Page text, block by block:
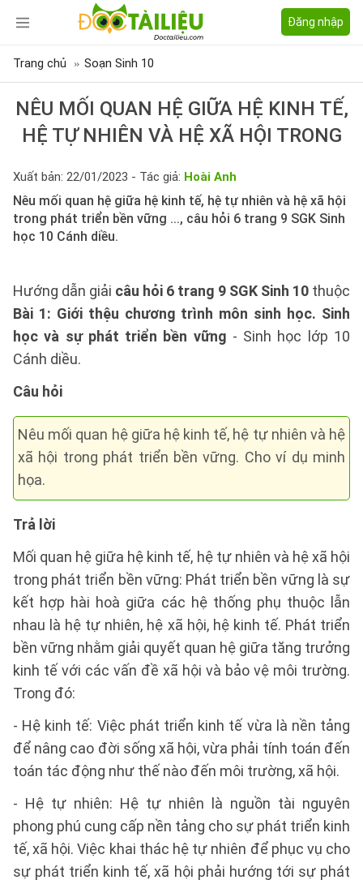
Đăng nhập
Trang chủ Soạn Sinh 10
NÊU MỐI QUAN HỆ GIỮA HỆ KINH TẾ,
HỆ TỰ NHIÊN VÀ HỆ XÃ HỘI TRONG
Xuất bản: 22/01/2023 - Tác giả: Hoài Anh
Nêu mối quan hệ giữa hệ kinh tế, hệ tự nhiên và hệ xã hội
trong phát triển bền vững ..., câu hỏi 6 trang 9 SGK Sinh
học 10 Cánh diều.
Hướng dẫn giải câu hỏi 6 trang 9 SGK Sinh 10 thuộc
Bài 1: Giới thệu chương trình môn sinh học. Sinh
học và sự phát triển bền vững - Sinh học lớp 10
Cánh diều.
Câu hỏi
Nêu mối quan hệ giữa hệ kinh tế, hệ tự nhiên và hệ
xã hội trong phát triển bền vững. Cho ví dụ minh
họa.
Trả lời
Mối quan hệ giữa hệ kinh tế, hệ tự nhiên và hệ xã hội
trong phát triển bền vững: Phát triển bền vững là sự
kết hợp hài hoà giữa các hệ thống phụ thuộc lẫn
nhau là hệ tự nhiên, hệ xã hội, hệ kinh tế. Phát triển
bền vững nhằm giải quyết quan hệ giữa tăng trưởng
kinh tế với các vấn đề xã hội và bảo vệ môi trường.
Trong đó:
- Hệ kinh tế: Việc phát triển kinh tế vừa là nền tảng
để nâng cao đời sống xã hội, vừa phải tính toán đến
toán tác động như thế nào đến môi trường, xã hội.
- Hệ tự nhiên: Hệ tự nhiên là nguồn tài nguyên
phong phú cung cấp nền tảng cho sự phát triển kinh
tế, xã hội. Việc khai thác hệ tự nhiên để phục vụ cho
sự phát triển kinh tế, xã hội phải hướng tới sự phát